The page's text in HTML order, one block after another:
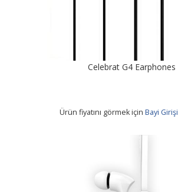
Celebrat G4 Earphones
Ürün fiyatını görmek için Bayi Girişi